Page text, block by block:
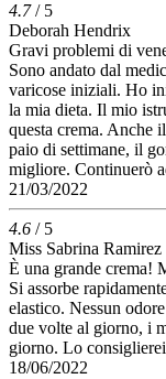
4.7/ 5
Deborah Hendrix
Gravi problemi di
Sono andato dal
varicose iniziali. Ho
la mia dieta. Il mio
questa crema. Anche
paio di settimane, il
migliore. Continuerò
21/03/2022
4.6 / 5
Miss Sabrina Ramirez
È una grande crema!
Si assorbe
elastico. Nessun
due volte al giorno, i
giorno. Lo
18/06/2022